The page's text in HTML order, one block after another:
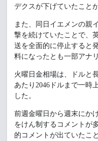
デクスが下げていたこと
また、同日イエメンの親
撃を続けていたことで、
送を全面的に停止すると
料になったとも一部アナ
火曜日金相場は、ドルと
あたり2046ドルまで一時
した。
前週金曜日から週末にか
をけん制するコメントが
的コメントが出ていたこ